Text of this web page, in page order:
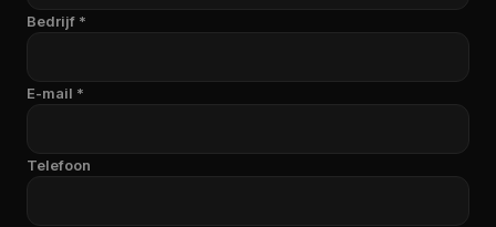
Bedrijf *
E-mail *
Telefoon